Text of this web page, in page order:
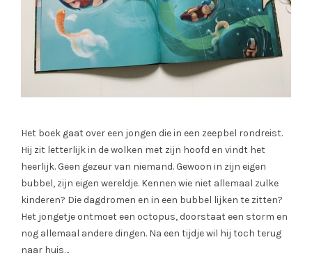
Het boek gaat over een jongen die in een zeepbel rondreist.
Hij zit letterlijk in de wolken met zijn hoofd en vindt het
heerlijk. Geen gezeur van niemand. Gewoon in zijn eigen
bubbel, zijn eigen wereldje. Kennen wie niet allemaal zulke
kinderen? Die dagdromen en in een bubbel lijken te zitten?
Het jongetje ontmoet een octopus, doorstaat een storm en
nog allemaal andere dingen. Na een tijdje wil hij toch terug
naar huis…